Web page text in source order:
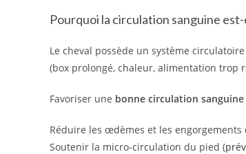
Pourquoi la circulation sanguine
Le cheval possède un système
(box prolongé, chaleur, alimentation trop
Favoriser une bonne circulation sanguine
Réduire les œdèmes et les engorgements
Soutenir la micro-circulation du pied (